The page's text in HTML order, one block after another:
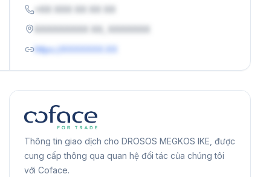
+XX XXX XX XX XX
https://XXXXXXX.XX
Thông tin giao dịch cho DROSOS MEGKOS IKE, được
cung cấp thông qua quan hệ đối tác của chúng tôi
với Coface.